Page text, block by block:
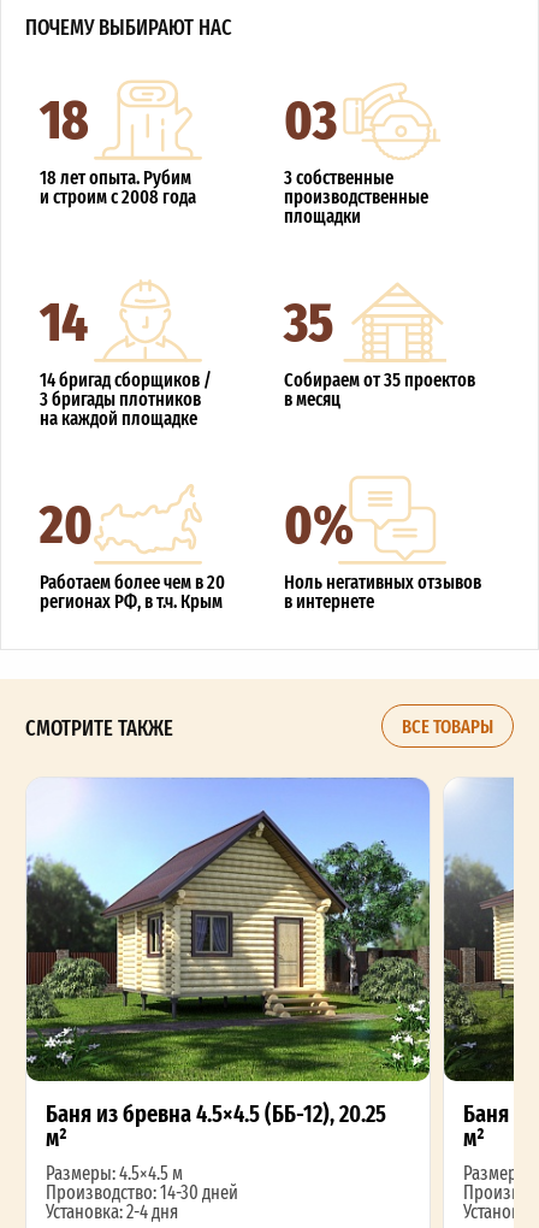
ПОЧЕМУ ВЫБИРАЮТ НАС
18
18 лет опыта. Рубим
и строим с 2008 года
03
3 собственные
производственные
площадки
14
14 бригад сборщиков /
3 бригады плотников
на каждой площадке
35
Собираем от 35 проектов
в месяц
20
Работаем более чем в 20
регионах РФ, в т.ч. Крым
0%
Ноль негативных отзывов
в интернете
СМОТРИТЕ ТАКЖЕ ВСЕ ТОВАРЫ
Баня из бревна 4.5×4.5 (ББ-12), 20.25
м²
Размеры: 4.5×4.5 м
Производство: 14-30 дней
Установка: 2-4 дня
Баня
м²
Размеры: